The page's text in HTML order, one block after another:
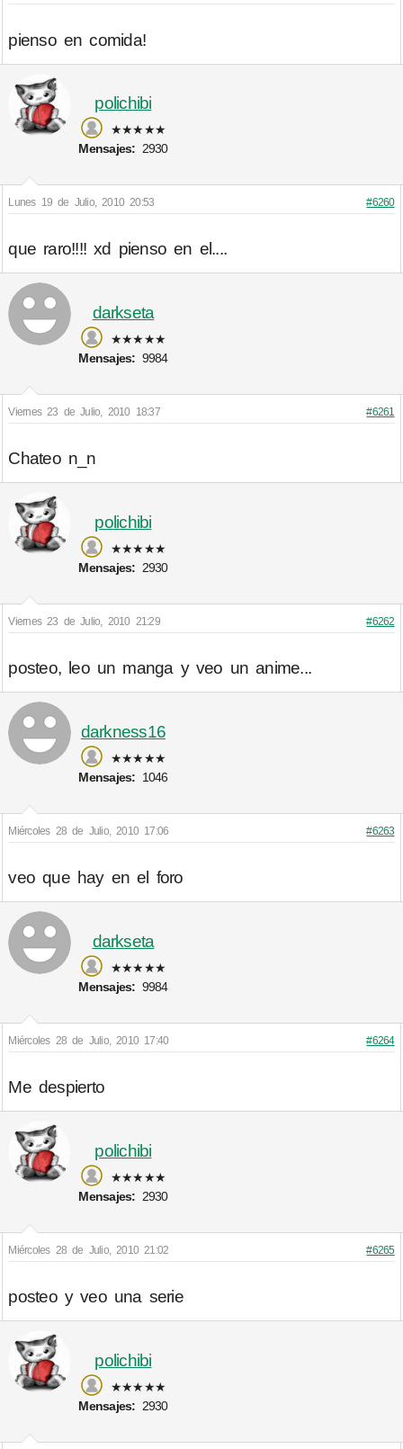
pienso en comida!
polichibi
★★★★★
Mensajes: 2930
Lunes 19 de Julio, 2010 20:53 #6260
que raro!!!! xd pienso en el....
darkseta
★★★★★
Mensajes: 9984
Viernes 23 de Julio, 2010 18:37 #6261
Chateo n_n
polichibi
★★★★★
Mensajes: 2930
Viernes 23 de Julio, 2010 21:29 #6262
posteo, leo un manga y veo un anime...
darkness16
★★★★★
Mensajes: 1046
Miércoles 28 de Julio, 2010 17:06 #6263
veo que hay en el foro
darkseta
★★★★★
Mensajes: 9984
Miércoles 28 de Julio, 2010 17:40 #6264
Me despierto
polichibi
★★★★★
Mensajes: 2930
Miércoles 28 de Julio, 2010 21:02 #6265
posteo y veo una serie
polichibi
★★★★★
Mensajes: 2930